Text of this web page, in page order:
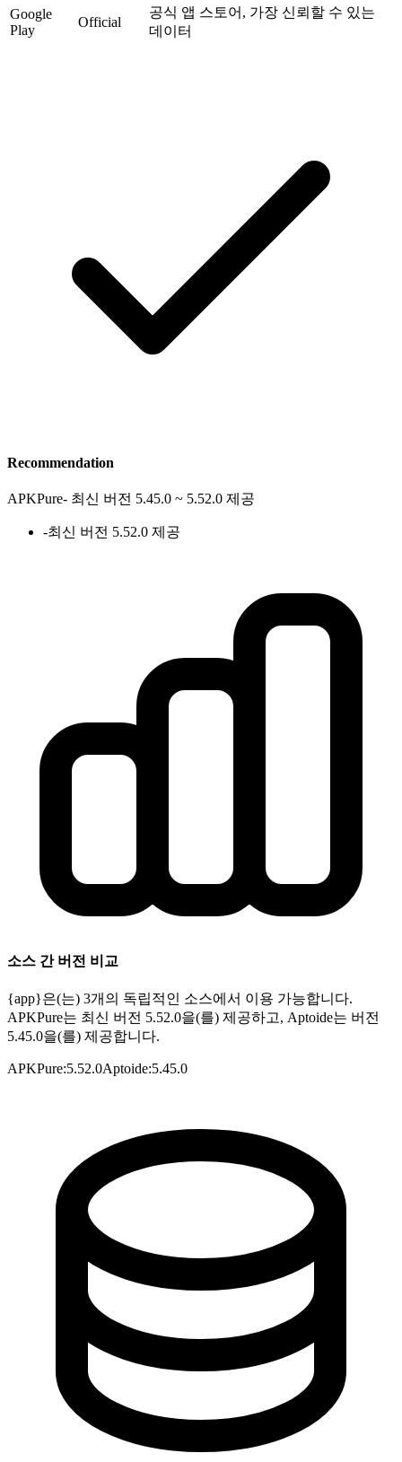
Google
Play
Official
공식 앱 스토어, 가장 신뢰할 수 있는
데이터
Recommendation
APKPure- 최신 버전 5.45.0 ~ 5.52.0 제공
-최신 버전 5.52.0 제공
소스 간 버전 비교
{app}은(는) 3개의 독립적인 소스에서 이용 가능합니다.
APKPure는 최신 버전 5.52.0을(를) 제공하고, Aptoide는 버전
5.45.0을(를) 제공합니다.
APKPure:5.52.0Aptoide:5.45.0